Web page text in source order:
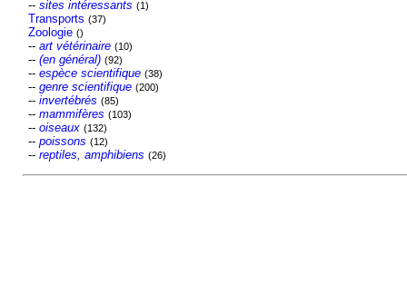
-- sites intéressants (1)
Transports (37)
Zoologie ()
-- art vétérinaire (10)
-- (en général) (92)
-- espèce scientifique (38)
-- genre scientifique (200)
-- invertébrés (85)
-- mammifères (103)
-- oiseaux (132)
-- poissons (12)
-- reptiles, amphibiens (26)